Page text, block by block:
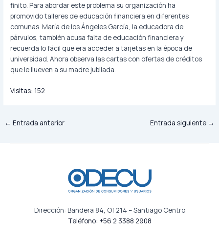
finito. Para abordar este problema su organización ha
promovido talleres de educación financiera en diferentes
comunas. María de los Ángeles García, la educadora de
párvulos, también acusa falta de educación financiera y
recuerda lo fácil que era acceder a tarjetas en la época de
universidad. Ahora observa las cartas con ofertas de créditos
que le llueven a su madre jubilada.
Visitas: 152
← Entrada anterior Entrada siguiente →
Dirección: Bandera 84, Of 214 – Santiago Centro
Teléfono: +56 2 3388 2908